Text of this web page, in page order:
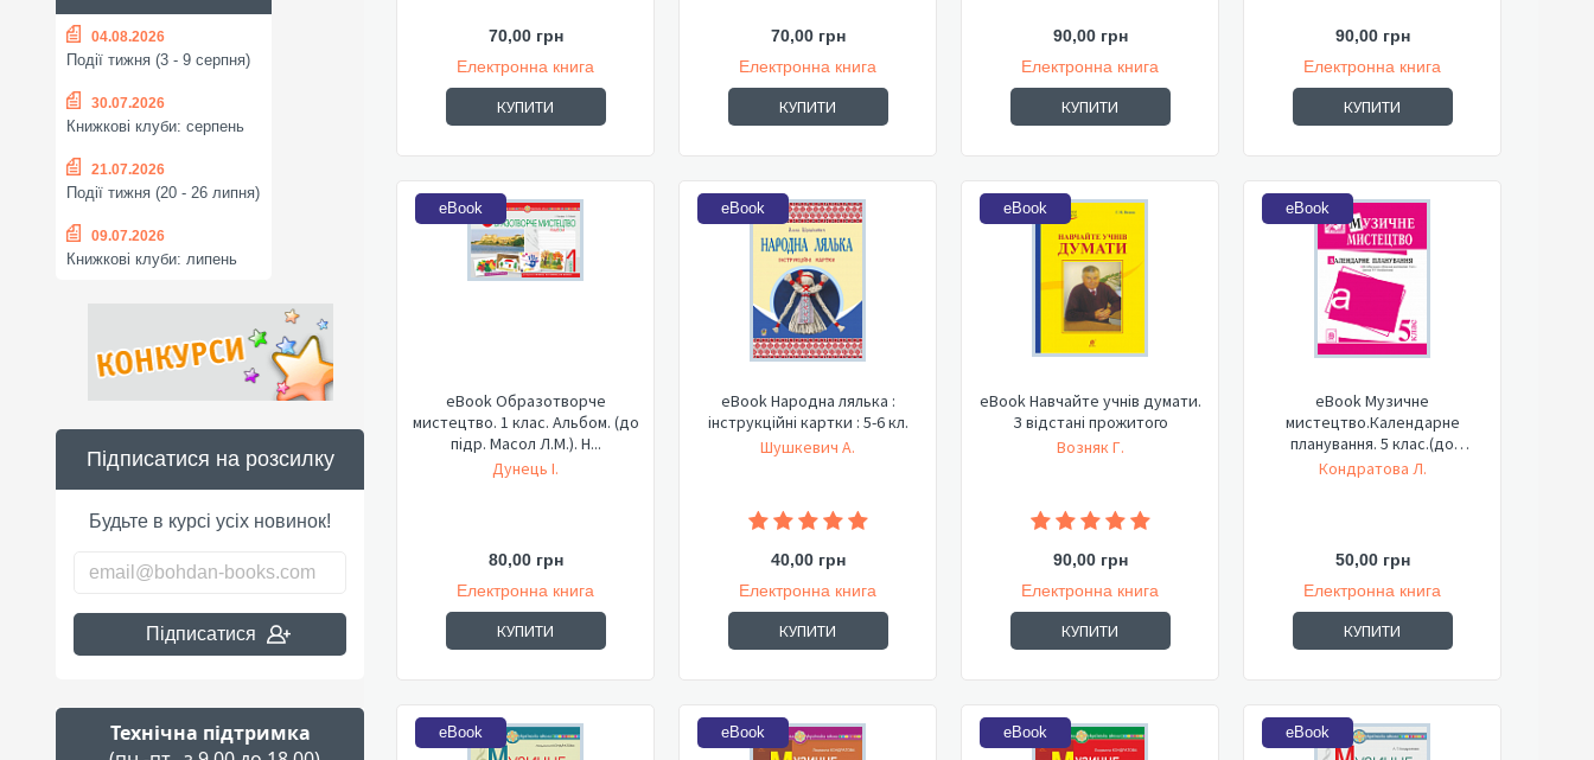
04.08.2026
Події тижня (3 - 9 серпня)
30.07.2026
Книжкові клуби: серпень
21.07.2026
Події тижня (20 - 26 липня)
09.07.2026
Книжкові клуби: липень
Підписатися на розсилку
Будьте в курсі усіх новинок!
Підписатися
Технічна підтримка
70,00 грн
Електронна книга
КУПИТИ
70,00 грн
Електронна книга
КУПИТИ
90,00 грн
Електронна книга
КУПИТИ
90,00 грн
Електронна книга
КУПИТИ
eBook
eBook Образотворче
мистецтво. 1 клас. Альбом. (до
підр. Масол Л.М.). Н...
Дунець І.
80,00 грн
Електронна книга
КУПИТИ
eBook
eBook Народна лялька :
інструкційні картки : 5-6 кл.
Шушкевич А.
40,00 грн
Електронна книга
КУПИТИ
eBook
eBook Навчайте учнів думати.
З відстані прожитого
Возняк Г.
90,00 грн
Електронна книга
КУПИТИ
eBook
eBook Музичне
мистецтво.Календарне
планування. 5 клас.(до
підруч.Кондр...
Кондратова Л.
50,00 грн
Електронна книга
КУПИТИ
eBook eBook eBook eBook